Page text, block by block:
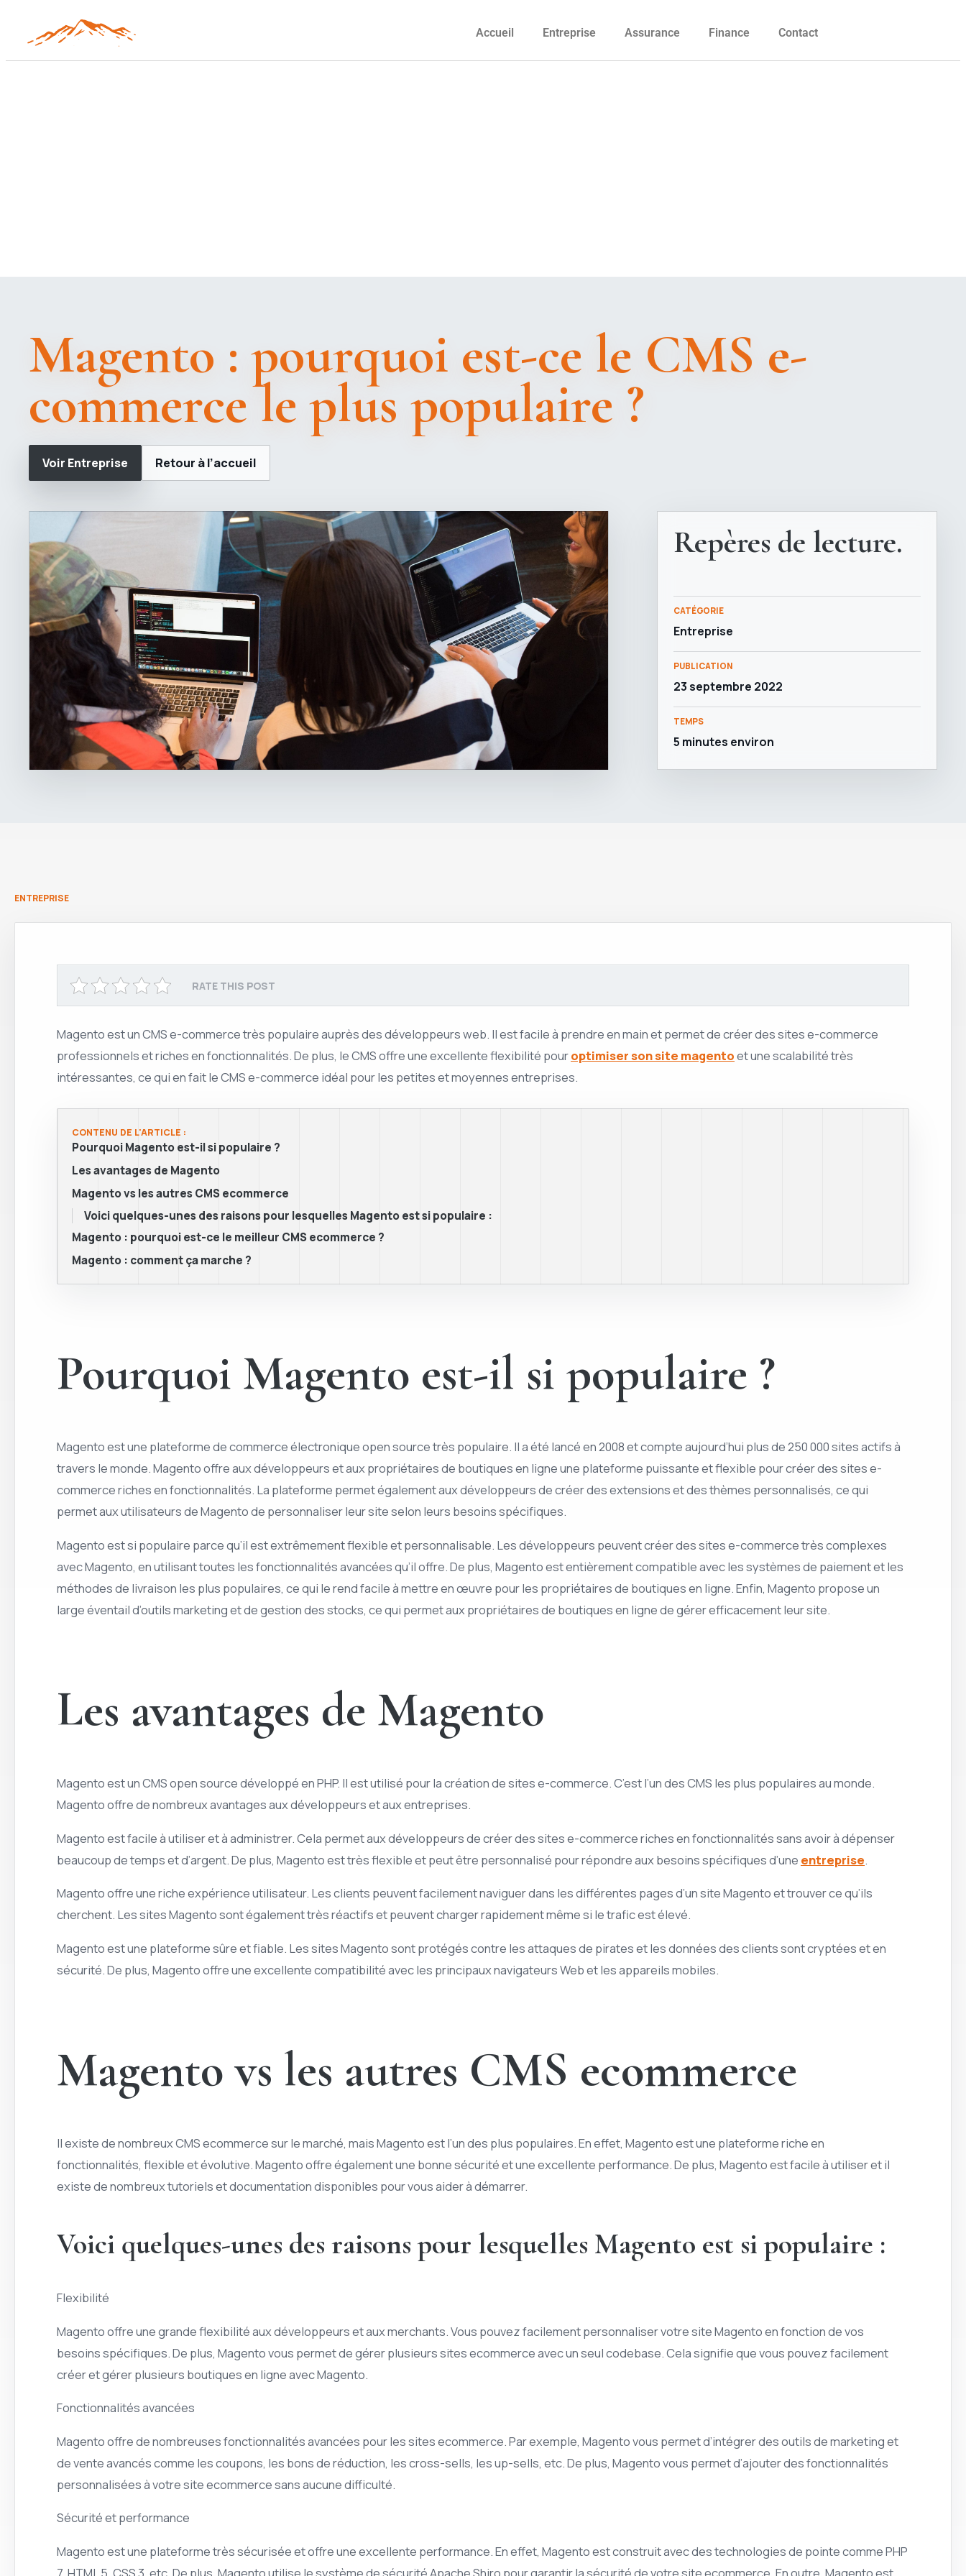
Accueil Entreprise Assurance Finance Contact
Magento : pourquoi est-ce le CMS e-
commerce le plus populaire ?
Voir Entreprise Retour à l’accueil
Repères de lecture.
CATÉGORIE
Entreprise
PUBLICATION
23 septembre 2022
TEMPS
5 minutes environ
ENTREPRISE
RATE THIS POST
Magento est un CMS e-commerce très populaire auprès des développeurs web. Il est facile à prendre en main et permet de créer des sites e-commerce
professionnels et riches en fonctionnalités. De plus, le CMS offre une excellente flexibilité pouroptimiser son site magentoet une scalabilité très
intéressantes, ce qui en fait le CMS e-commerce idéal pour les petites et moyennes entreprises.
CONTENU DE L'ARTICLE :
Pourquoi Magento est-il si populaire ?
Les avantages de Magento
Magento vs les autres CMS ecommerce
Voici quelques-unes des raisons pour lesquelles Magento est si populaire :
Magento : pourquoi est-ce le meilleur CMS ecommerce ?
Magento : comment ça marche ?
Pourquoi Magento est-il si populaire ?
Magento est une plateforme de commerce électronique open source très populaire. Il a été lancé en 2008 et compte aujourd’hui plus de 250 000 sites actifs à
travers le monde. Magento offre aux développeurs et aux propriétaires de boutiques en ligne une plateforme puissante et flexible pour créer des sites e-
commerce riches en fonctionnalités. La plateforme permet également aux développeurs de créer des extensions et des thèmes personnalisés, ce qui
permet aux utilisateurs de Magento de personnaliser leur site selon leurs besoins spécifiques.
Magento est si populaire parce qu’il est extrêmement flexible et personnalisable. Les développeurs peuvent créer des sites e-commerce très complexes
avec Magento, en utilisant toutes les fonctionnalités avancées qu’il offre. De plus, Magento est entièrement compatible avec les systèmes de paiement et les
méthodes de livraison les plus populaires, ce qui le rend facile à mettre en œuvre pour les propriétaires de boutiques en ligne. Enfin, Magento propose un
large éventail d’outils marketing et de gestion des stocks, ce qui permet aux propriétaires de boutiques en ligne de gérer efficacement leur site.
Les avantages de Magento
Magento est un CMS open source développé en PHP. Il est utilisé pour la création de sites e-commerce. C’est l’un des CMS les plus populaires au monde.
Magento offre de nombreux avantages aux développeurs et aux entreprises.
Magento est facile à utiliser et à administrer. Cela permet aux développeurs de créer des sites e-commerce riches en fonctionnalités sans avoir à dépenser
beaucoup de temps et d’argent. De plus, Magento est très flexible et peut être personnalisé pour répondre aux besoins spécifiques d’une entreprise.
Magento offre une riche expérience utilisateur. Les clients peuvent facilement naviguer dans les différentes pages d’un site Magento et trouver ce qu’ils
cherchent. Les sites Magento sont également très réactifs et peuvent charger rapidement même si le trafic est élevé.
Magento est une plateforme sûre et fiable. Les sites Magento sont protégés contre les attaques de pirates et les données des clients sont cryptées et en
sécurité. De plus, Magento offre une excellente compatibilité avec les principaux navigateurs Web et les appareils mobiles.
Magento vs les autres CMS ecommerce
Il existe de nombreux CMS ecommerce sur le marché, mais Magento est l’un des plus populaires. En effet, Magento est une plateforme riche en
fonctionnalités, flexible et évolutive. Magento offre également une bonne sécurité et une excellente performance. De plus, Magento est facile à utiliser et il
existe de nombreux tutoriels et documentation disponibles pour vous aider à démarrer.
Voici quelques-unes des raisons pour lesquelles Magento est si populaire :
Flexibilité
Magento offre une grande flexibilité aux développeurs et aux merchants. Vous pouvez facilement personnaliser votre site Magento en fonction de vos
besoins spécifiques. De plus, Magento vous permet de gérer plusieurs sites ecommerce avec un seul codebase. Cela signifie que vous pouvez facilement
créer et gérer plusieurs boutiques en ligne avec Magento.
Fonctionnalités avancées
Magento offre de nombreuses fonctionnalités avancées pour les sites ecommerce. Par exemple, Magento vous permet d’intégrer des outils de marketing et
de vente avancés comme les coupons, les bons de réduction, les cross-sells, les up-sells, etc. De plus, Magento vous permet d’ajouter des fonctionnalités
personnalisées à votre site ecommerce sans aucune difficulté.
Sécurité et performance
Magento est une plateforme très sécurisée et offre une excellente performance. En effet, Magento est construit avec des technologies de pointe comme PHP
7, HTML 5, CSS 3, etc. De plus, Magento utilise le système de sécurité Apache Shiro pour garantir la sécurité de votre site ecommerce. En outre, Magento est